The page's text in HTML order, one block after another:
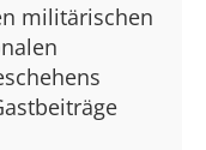
militärischen